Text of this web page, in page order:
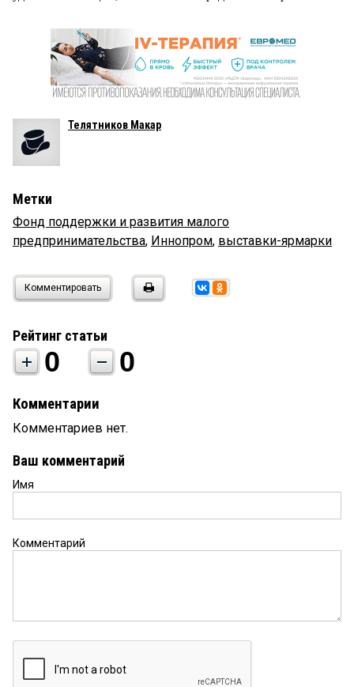
Телятников Макар
Метки
Фонд поддержки и развития малого
предпринимательства, Иннопром, выставки-ярмарки
Комментировать
Рейтинг статьи
0 0
Комментарии
Комментариев нет.
Ваш комментарий
Имя
Комментарий